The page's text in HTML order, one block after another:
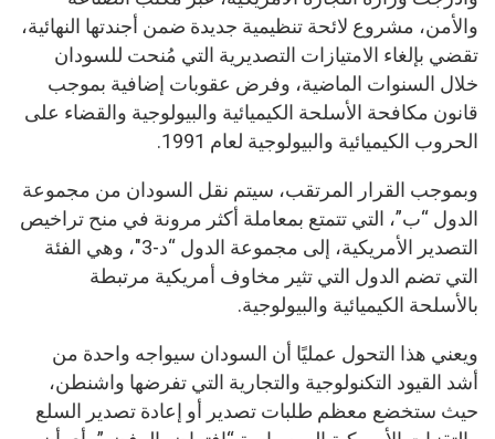
والأمن، مشروع لائحة تنظيمية جديدة ضمن أجندتها النهائية،
تقضي بإلغاء الامتيازات التصديرية التي مُنحت للسودان
خلال السنوات الماضية، وفرض عقوبات إضافية بموجب
قانون مكافحة الأسلحة الكيميائية والبيولوجية والقضاء على
الحروب الكيميائية والبيولوجية لعام 1991.
وبموجب القرار المرتقب، سيتم نقل السودان من مجموعة
الدول “ب”، التي تتمتع بمعاملة أكثر مرونة في منح تراخيص
التصدير الأمريكية، إلى مجموعة الدول “د-3″، وهي الفئة
التي تضم الدول التي تثير مخاوف أمريكية مرتبطة
بالأسلحة الكيميائية والبيولوجية.
ويعني هذا التحول عمليًا أن السودان سيواجه واحدة من
أشد القيود التكنولوجية والتجارية التي تفرضها واشنطن،
حيث ستخضع معظم طلبات تصدير أو إعادة تصدير السلع